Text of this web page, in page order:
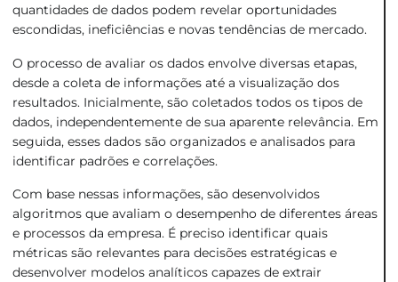
quantidades de dados podem revelar oportunidades
escondidas, ineficiências e novas tendências de mercado.
O processo de avaliar os dados envolve diversas etapas,
desde a coleta de informações até a visualização dos
resultados. Inicialmente, são coletados todos os tipos de
dados, independentemente de sua aparente relevância. Em
seguida, esses dados são organizados e analisados para
identificar padrões e correlações.
Com base nessas informações, são desenvolvidos
algoritmos que avaliam o desempenho de diferentes áreas
e processos da empresa. É preciso identificar quais
métricas são relevantes para decisões estratégicas e
desenvolver modelos analíticos capazes de extrair